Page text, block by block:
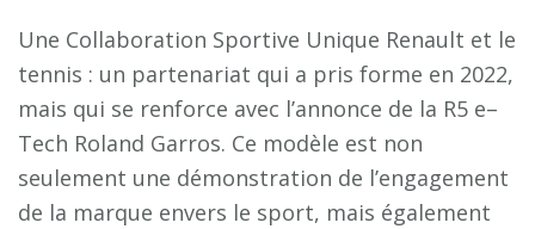
Une Collaboration Sportive Unique Renault et le
tennis : un partenariat qui a pris forme en 2022,
mais qui se renforce avec l’annonce de la R5 e–
Tech Roland Garros. Ce modèle est non
seulement une démonstration de l’engagement
de la marque envers le sport, mais également